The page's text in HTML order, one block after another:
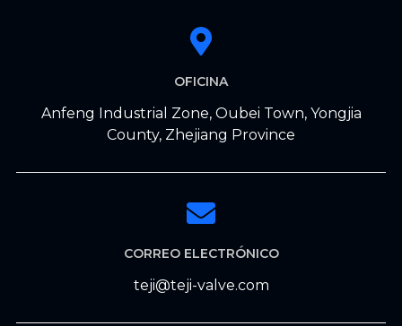
OFICINA
Anfeng Industrial Zone, Oubei Town, Yongjia
County, Zhejiang Province
CORREO ELECTRÓNICO
teji@teji-valve.com